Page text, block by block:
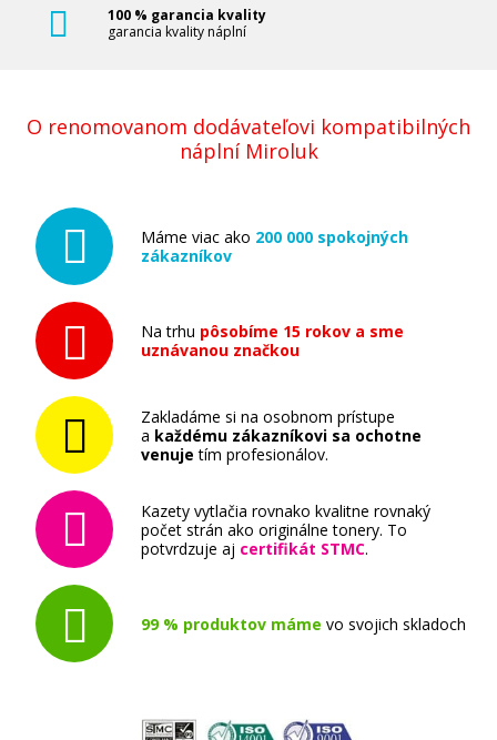
100 % garancia kvality
garancia kvality náplní
O renomovanom dodávateľovi kompatibilných
náplní Miroluk
Máme viac ako 200 000 spokojných
zákazníkov
Na trhu pôsobíme 15 rokov a sme
uznávanou značkou
Zakladáme si na osobnom prístupe
a každému zákazníkovi sa ochotne
venuje tím profesionálov.
Kazety vytlačia rovnako kvalitne rovnaký
počet strán ako originálne tonery. To
potvrdzuje aj certifikát STMC.
99 % produktov máme vo svojich skladoch